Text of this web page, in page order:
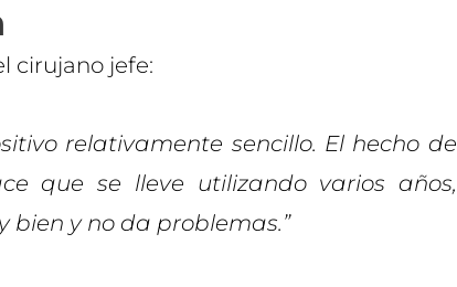
cirujano jefe:
relativamente sencillo. El hecho de
que se lleve utilizando varios años,
bien y no da problemas.”